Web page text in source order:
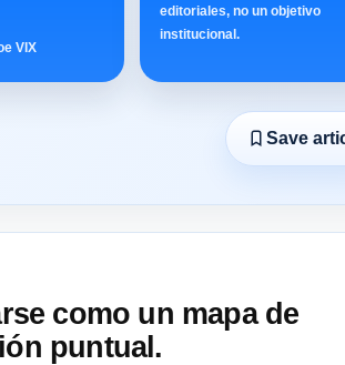
VIX
editoriales, no un objetivo
institucional.
Save
como un mapa de
puntual.